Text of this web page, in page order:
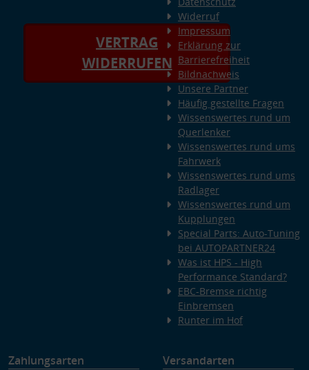
VERTRAG
WIDERRUFEN
Widerruf
Impressum
Erklärung zur
Barrierefreiheit
Bildnachweis
Unsere Partner
Häufig gestellte Fragen
Wissenswertes rund um
Querlenker
Wissenswertes rund ums
Fahrwerk
Wissenswertes rund ums
Radlager
Wissenswertes rund um
Kupplungen
Special Parts: Auto-Tuning
bei AUTOPARTNER24
Was ist HPS - High
Performance Standard?
EBC-Bremse richtig
Einbremsen
Runter im Hof
Zahlungsarten Versandarten